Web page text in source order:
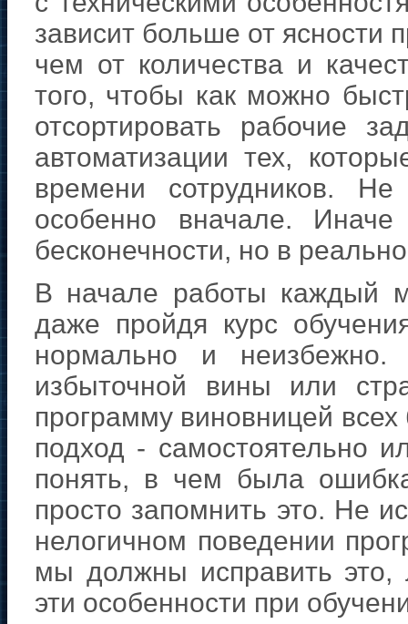
зависит больше от ясности
чем от количества и
того, чтобы как можно
отсортировать рабочие
автоматизации тех,
времени сотрудников.
особенно вначале.
бесконечности, но в
В начале работы каждый
даже пройдя курс
нормально и
избыточной вины или
программу виновницей
подход - самостоятельно
понять, в чем была
просто запомнить это. Не
нелогичном поведении
мы должны исправить это,
эти особенности при